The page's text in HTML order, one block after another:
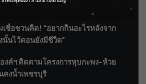
เชื่อชวนคิด! “อยากกินอะไรหลังจาก
นั้นไว้ตอนยังมีชีวิต”
งค์ฯ ติดตามโครงการหุบกะพง–ห้วย
คงน้ำเพชรบุรี